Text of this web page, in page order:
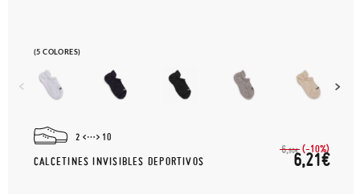
(5 COLORES)
2 10
CALCETINES INVISIBLES DEPORTIVOS
6,90€ (-10%)
6,21€